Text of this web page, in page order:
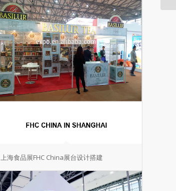
上海食品展FHC China展台设计搭建